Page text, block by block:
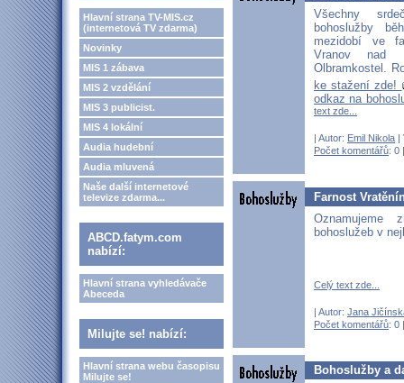
Hlavní strana TV-MIS.cz
(internetová TV zdarma)
Novinky
MIS 1 zábava
MIS 2 vzdělání
MIS 3 publicist.
MIS 4 lokální
Audia hudební
Audia mluvená
Naše další internetové
televize zdarma...
ABCD.fatym.com
nabízí:
Hlavní strana vyhledávače
Abeceda
Milujte se! nabízí:
Hlavní strana webu časopisu
Milujte se!
Všechny
bohoslužby
mezidobí ve
Vranov nad
Olbramkostel.
ke stažení zde!
odkaz na
text zde...
| Autor: Emil Nikola
Počet komentářů: 0
Farnost
Oznamujeme
bohoslužeb v
Celý text zde...
| Autor: Jana
Počet komentářů: 0
Bohoslužby a